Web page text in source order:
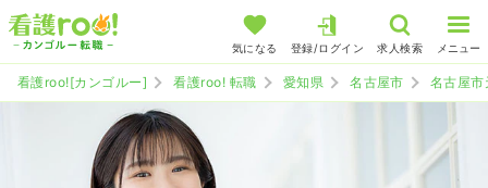
気になる 登録/ログイン 求人検索 メニュー
看護roo![カンゴルー] 看護roo! 転職 愛知県 名古屋市 名古屋市